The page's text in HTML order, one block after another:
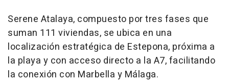
Serene Atalaya, compuesto por tres fases que
suman 111 viviendas, se ubica en una
localización estratégica de Estepona, próxima a
la playa y con acceso directo a la A7, facilitando
la conexión con Marbella y Málaga.